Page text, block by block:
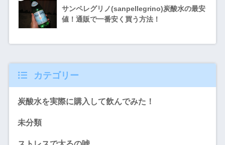
サンペレグリノ(sanpellegrino)炭酸水の最安
値！通販で一番安く買う方法！
カテゴリー
炭酸水を実際に購入して飲んでみた！
未分類